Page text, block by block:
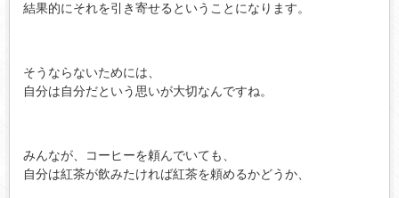
結果的にそれを引き寄せるということになります。
そうならないためには、
自分は自分だという思いが大切なんですね。
みんなが、コーヒーを頼んでいても、
自分は紅茶が飲みたければ紅茶を頼めるかどうか、